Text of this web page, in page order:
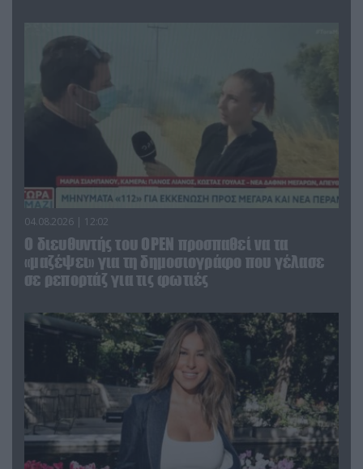
04.08.2026 | 12:02
O διευθυντής του OPEN προσπαθεί να τα
«μαζέψει» για τη δημοσιογράφο που γέλασε
σε ρεπορτάζ για τις φωτιές